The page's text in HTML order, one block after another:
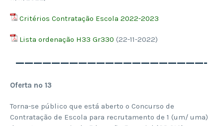
Critérios Contratação Escola 2022-2023
Lista ordenação H33 Gr330 (22-11-2022)
—————————————————————-
Oferta nº 13
Torna-se público que está aberto o Concurso de
Contratação de Escola para recrutamento de 1 (um/ uma)